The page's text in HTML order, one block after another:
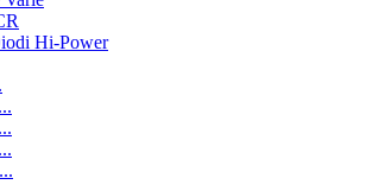
Hi-Power